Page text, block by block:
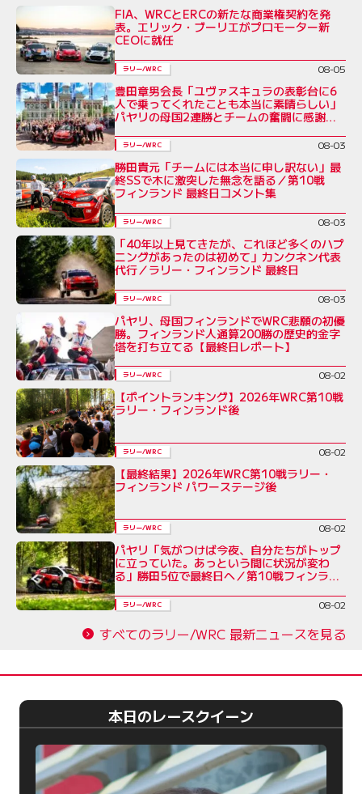
FIA、WRCとERCの新たな商業権契約を発
表。エリック・ブーリエがプロモーター新
CEOに就任
ラリー/WRC 08-05
豊田章男会長「ユヴァスキュラの表彰台に6
人で乗ってくれたことも本当に素晴らしい」
パヤリの母国2連勝とチームの奮闘に感謝を
ラリー/WRC 08-03
勝田貴元「チームには本当に申し訳ない」最
終SSで木に激突した無念を語る／第10戦
フィンランド 最終日コメント集
ラリー/WRC 08-03
「40年以上見てきたが、これほど多くのハプ
ニングがあったのは初めて」カンクネン代表
代行／ラリー・フィンランド 最終日
ラリー/WRC 08-03
パヤリ、母国フィンランドでWRC悲願の初優
勝。フィンランド人通算200勝の歴史的金字
塔を打ち立てる【最終日レポート】
ラリー/WRC 08-02
【ポイントランキング】2026年WRC第10戦
ラリー・フィンランド後
ラリー/WRC 08-02
【最終結果】2026年WRC第10戦ラリー・
フィンランド パワーステージ後
ラリー/WRC 08-02
パヤリ「気がつけば今夜、自分たちがトップ
に立っていた。あっという間に状況が変わ
る」勝田5位で最終日へ／第10戦フィンラン
ラリー/WRC 08-02
すべてのラリー/WRC 最新ニュースを見る
本日のレースクイーン